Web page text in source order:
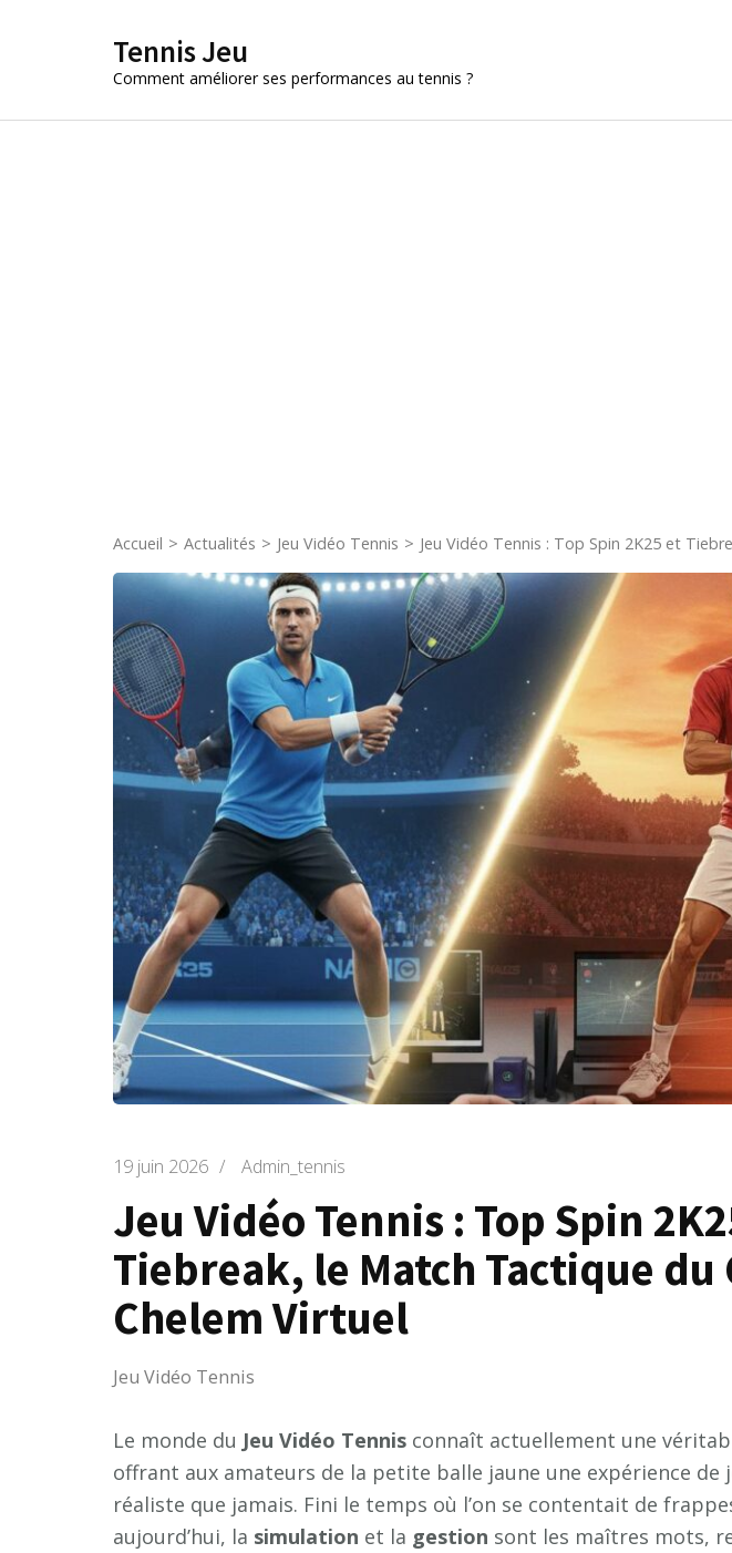
Tennis Jeu
Comment améliorer ses performances au tennis ?
Accueil > Actualités > Jeu Vidéo Tennis > Jeu Vidéo Tennis : Top Spin 2K25 et
19 juin 2026 / Admin_tennis
Jeu Vidéo Tennis : Top Spin
Tiebreak, le Match Tactique du
Chelem Virtuel
Jeu Vidéo Tennis
Le monde du Jeu Vidéo Tennis connaît actuellement une
offrant aux amateurs de la petite balle jaune une expérience de
réaliste que jamais. Fini le temps où l’on se contentait de
aujourd’hui, la simulation et la gestion sont les maîtres mots,